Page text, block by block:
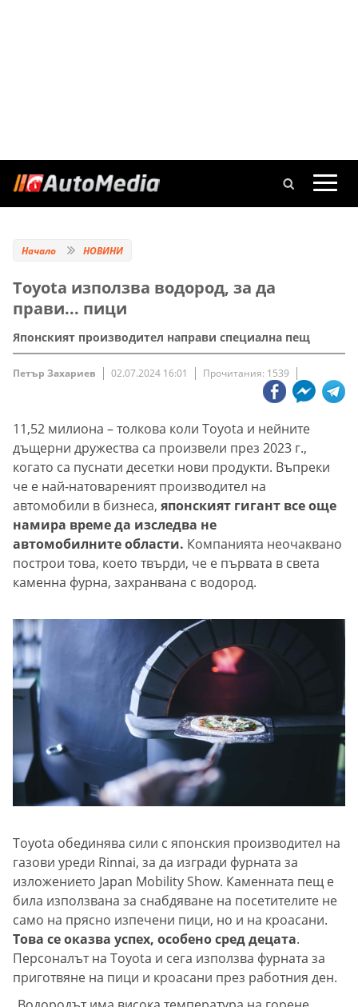
Начало НОВИНИ
Toyota използва водород, за да
прави... пици
Японският производител направи специална пещ
Петър Захариев 02.07.2024 16:01 Прочитания: 1539
11,52 милиона – толкова коли Toyota и нейните
дъщерни дружества са произвели през 2023 г.,
когато са пуснати десетки нови продукти. Въпреки
че е най-натовареният производител на
автомобили в бизнеса, японският гигант все още
намира време да изследва не
автомобилните области. Компанията неочаквано
построи това, което твърди, че е първата в света
каменна фурна, захранвана с водород.
Toyota обединява сили с японския производител на
газови уреди Rinnai, за да изгради фурната за
изложението Japan Mobility Show. Каменната пещ е
била използвана за снабдяване на посетителите не
само на прясно изпечени пици, но и на кроасани.
Това се оказва успех, особено сред децата.
Персоналът на Toyota и сега използва фурната за
приготвяне на пици и кроасани през работния ден.